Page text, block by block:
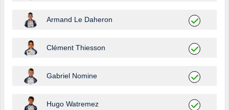
Armand Le Daheron
Clément Thiesson
Gabriel Nomine
Hugo Watremez